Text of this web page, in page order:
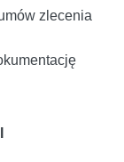
zlecenia